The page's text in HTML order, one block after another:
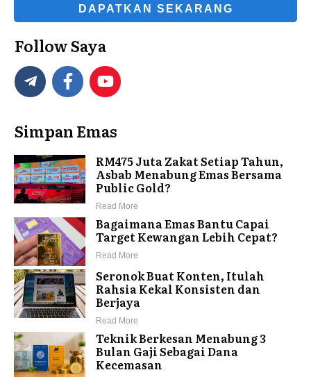
DAPATKAN SEKARANG
Follow Saya
Simpan Emas
RM475 Juta Zakat Setiap Tahun,
Asbab Menabung Emas Bersama
Public Gold?
Read More
Bagaimana Emas Bantu Capai
Target Kewangan Lebih Cepat?
Read More
Seronok Buat Konten, Itulah
Rahsia Kekal Konsisten dan
Berjaya
Read More
Teknik Berkesan Menabung 3
Bulan Gaji Sebagai Dana
Kecemasan